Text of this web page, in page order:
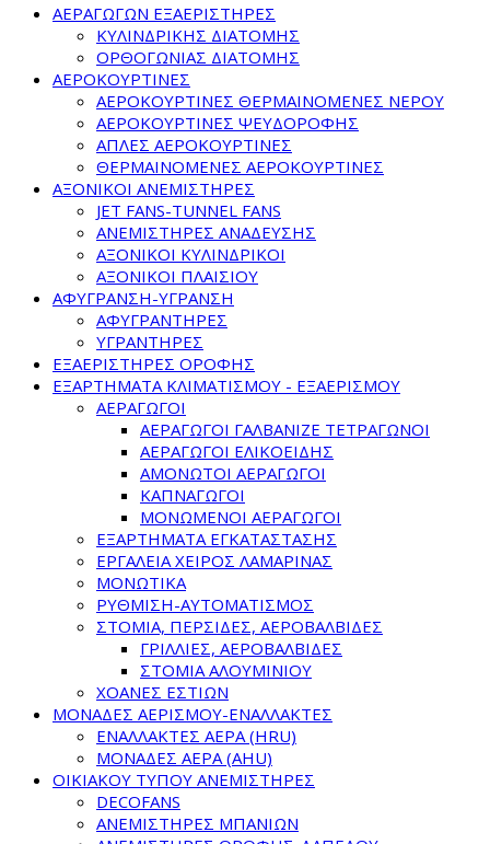
ΑΕΡΑΓΩΓΩΝ ΕΞΑΕΡΙΣΤΗΡΕΣ
ΚΥΛΙΝΔΡΙΚΗΣ ΔΙΑΤΟΜΗΣ
ΟΡΘΟΓΩΝΙΑΣ ΔΙΑΤΟΜΗΣ
ΑΕΡΟΚΟΥΡΤΙΝΕΣ
ΑΕΡΟΚΟΥΡΤΙΝΕΣ ΘΕΡΜΑΙΝΟΜΕΝΕΣ NEPOY
ΑΕΡΟΚΟΥΡΤΙΝΕΣ ΨΕΥΔΟΡΟΦΗΣ
ΑΠΛΕΣ ΑΕΡΟΚΟΥΡΤΙΝΕΣ
ΘΕΡΜΑΙΝΟΜΕΝΕΣ ΑΕΡΟΚΟΥΡΤΙΝΕΣ
ΑΞΟΝΙΚΟΙ ΑΝΕΜΙΣΤΗΡΕΣ
JET FANS-TUNNEL FANS
ΑΝΕΜΙΣΤΗΡΕΣ ΑΝΑΔΕΥΣΗΣ
ΑΞΟΝΙΚΟΙ ΚΥΛΙΝΔΡΙΚΟΙ
ΑΞΟΝΙΚΟΙ ΠΛΑΙΣΙΟΥ
ΑΦΥΓΡΑΝΣΗ-ΥΓΡΑΝΣΗ
ΑΦΥΓΡΑΝΤΗΡΕΣ
ΥΓΡΑΝΤΗΡΕΣ
ΕΞΑΕΡΙΣΤΗΡΕΣ ΟΡΟΦΗΣ
ΕΞΑΡΤΗΜΑΤΑ ΚΛΙΜΑΤΙΣΜΟΥ - ΕΞΑΕΡΙΣΜΟΥ
ΑΕΡΑΓΩΓΟΙ
ΑΕΡΑΓΩΓΟΙ ΓΑΛΒΑΝΙΖΕ ΤΕΤΡΑΓΩΝΟΙ
ΑΕΡΑΓΩΓΟΙ ΕΛΙΚΟΕΙΔΗΣ
ΑΜΟΝΩΤΟΙ ΑΕΡΑΓΩΓΟΙ
ΚΑΠΝΑΓΩΓΟΙ
ΜΟΝΩΜΕΝΟΙ ΑΕΡΑΓΩΓΟΙ
ΕΞΑΡΤΗΜΑΤΑ ΕΓΚΑΤΑΣΤΑΣΗΣ
ΕΡΓΑΛΕΙΑ ΧΕΙΡΟΣ ΛΑΜΑΡΙΝΑΣ
ΜΟΝΩΤΙΚΑ
ΡΥΘΜΙΣΗ-ΑΥΤΟΜΑΤΙΣΜΟΣ
ΣΤΟΜΙΑ, ΠΕΡΣΙΔΕΣ, ΑΕΡΟΒΑΛΒΙΔΕΣ
ΓΡΙΛΛΙΕΣ, ΑΕΡΟΒΑΛΒΙΔΕΣ
ΣΤΟΜΙΑ ΑΛΟΥΜΙΝΙΟΥ
ΧΟΑΝΕΣ ΕΣΤΙΩΝ
ΜΟΝΑΔΕΣ ΑΕΡΙΣΜΟΥ-ΕΝΑΛΛΑΚΤΕΣ
ΕΝΑΛΛΑΚΤΕΣ ΑΕΡΑ (HRU)
ΜΟΝΑΔΕΣ ΑΕΡΑ (AHU)
ΟΙΚΙΑΚΟΥ ΤΥΠΟΥ ΑΝΕΜΙΣΤΗΡΕΣ
DECOFANS
ΑΝΕΜΙΣΤΗΡΕΣ ΜΠΑΝΙΩΝ